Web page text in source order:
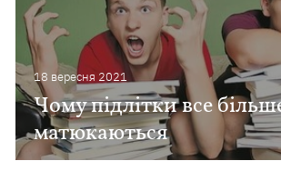
18 вересня 2021
Чому підлітки все
матюкаються